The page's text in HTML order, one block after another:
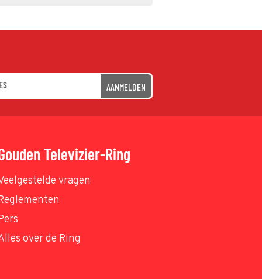
AANMELDEN
Televizier-Ring
vragen
over de Ring